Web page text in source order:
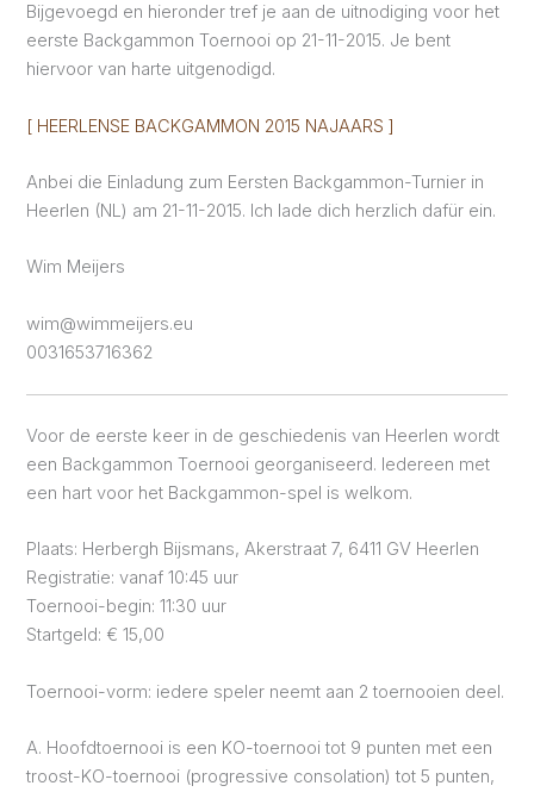
Bijgevoegd en hieronder tref je aan de uitnodiging voor het
eerste Backgammon Toernooi op 21-11-2015. Je bent
hiervoor van harte uitgenodigd.
[ HEERLENSE BACKGAMMON 2015 NAJAARS ]
Anbei die Einladung zum Eersten Backgammon-Turnier in
Heerlen (NL) am 21-11-2015. Ich lade dich herzlich dafür ein.
Wim Meijers
wim@wimmeijers.eu
0031653716362
Voor de eerste keer in de geschiedenis van Heerlen wordt
een Backgammon Toernooi georganiseerd. Iedereen met
een hart voor het Backgammon-spel is welkom.
Plaats: Herbergh Bijsmans, Akerstraat 7, 6411 GV Heerlen
Registratie: vanaf 10:45 uur
Toernooi-begin: 11:30 uur
Startgeld: € 15,00
Toernooi-vorm: iedere speler neemt aan 2 toernooien deel.
A. Hoofdtoernooi is een KO-toernooi tot 9 punten met een
troost-KO-toernooi (progressive consolation) tot 5 punten,